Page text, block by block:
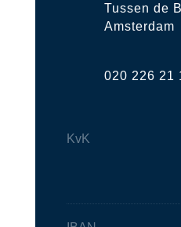
Tussen de
Amsterdam
020 226 21
KvK